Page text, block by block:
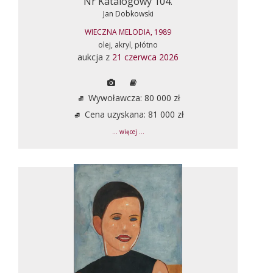
Jan Dobkowski
WIECZNA MELODIA, 1989
olej, akryl, płótno
aukcja z 21 czerwca 2026
Wywoławcza: 80 000 zł
Cena uzyskana: 81 000 zł
... więcej ...